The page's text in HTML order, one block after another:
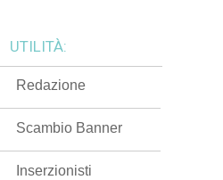
UTILITÀ:
Redazione
Scambio Banner
Inserzionisti